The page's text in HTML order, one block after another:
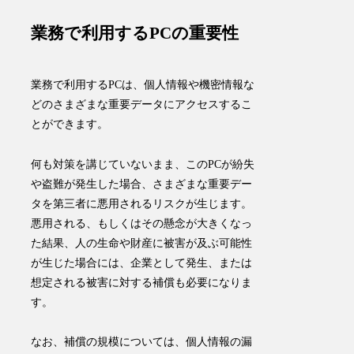
業務で利用するPCの重要性
業務で利用するPCは、個人情報や機密情報な
どのさまざまな重要データにアクセスするこ
とができます。
何も対策を講じていないまま、このPCが紛失
や盗難が発生した場合、 さまざまな重要デー
タを第三者に悪用される リスクが生じます 。
悪用される、もしくはその懸念が大きくなっ
た結果、人の生命や財産に被害が及ぶ可能性
が生じた場合には、企業として発生、または
想定される被害に対する補償も必要になりま
す。
なお、補償の規模については、個人情報の漏